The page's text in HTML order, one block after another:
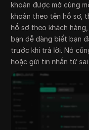
khoản được mở cùng
khoản theo tên hồ sơ,
hồ sơ theo khách
bạn dễ dàng biết bạn
trước khi trả lời. Nó
hoặc gửi tin nhắn từ